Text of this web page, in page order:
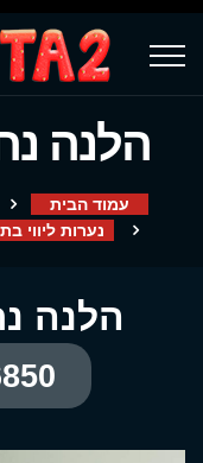
הלנה
עמוד הבית
נערות ליווי
הלנה